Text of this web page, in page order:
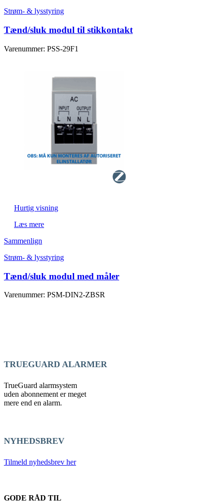
Strøm- & lysstyring
Tænd/sluk modul til stikkontakt
Varenummer: PSS-29F1
Hurtig visning
Læs mere
Sammenlign
Strøm- & lysstyring
Tænd/sluk modul med måler
Varenummer: PSM-DIN2-ZBSR
TRUEGUARD ALARMER
TrueGuard alarmsystem
uden abonnement er meget
mere end en alarm.
NYHEDSBREV
Tilmeld nyhedsbrev her
GODE RÅD TIL